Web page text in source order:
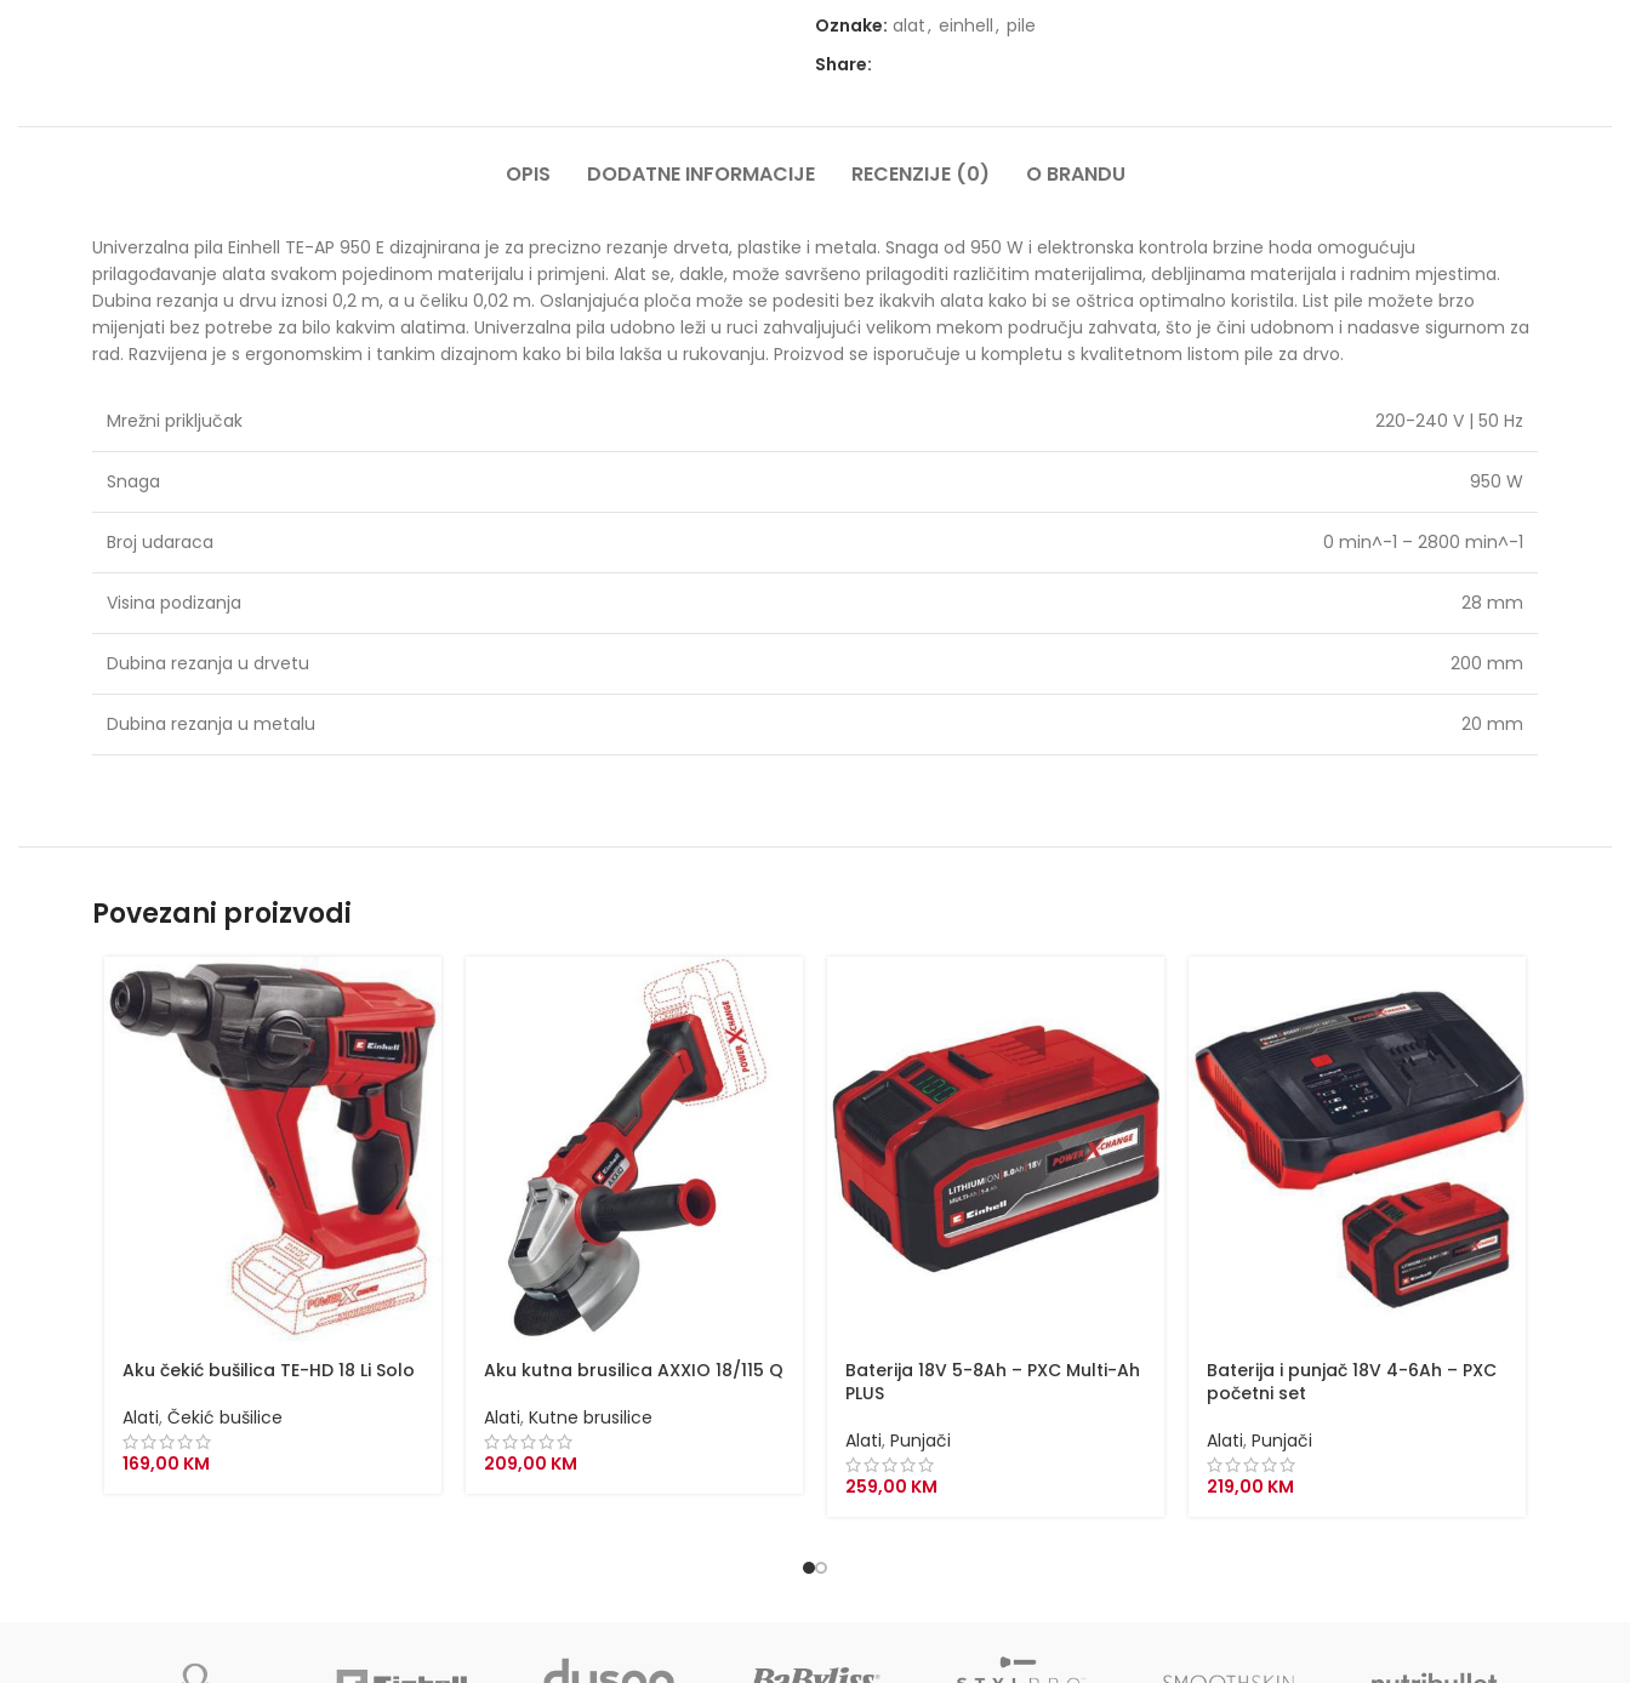
Oznake: alat, einhell, pile
Share:
OPIS DODATNE INFORMACIJE RECENZIJE (0) O BRANDU
Univerzalna pila Einhell TE-AP 950 E dizajnirana je za precizno rezanje drveta, plastike i metala. Snaga od 950 W i elektronska kontrola brzine hoda omogućuju
prilagođavanje alata svakom pojedinom materijalu i primjeni. Alat se, dakle, može savršeno prilagoditi različitim materijalima, debljinama materijala i radnim mjestima.
Dubina rezanja u drvu iznosi 0,2 m, a u čeliku 0,02 m. Oslanjajuća ploča može se podesiti bez ikakvih alata kako bi se oštrica optimalno koristila. List pile možete brzo
mijenjati bez potrebe za bilo kakvim alatima. Univerzalna pila udobno leži u ruci zahvaljujući velikom mekom području zahvata, što je čini udobnom i nadasve sigurnom za
rad. Razvijena je s ergonomskim i tankim dizajnom kako bi bila lakša u rukovanju. Proizvod se isporučuje u kompletu s kvalitetnom listom pile za drvo.
Mrežni priključak 220-240 V | 50 Hz
Snaga 950 W
Broj udaraca 0 min^-1 – 2800 min^-1
Visina podizanja 28 mm
Dubina rezanja u drvetu 200 mm
Dubina rezanja u metalu 20 mm
Povezani proizvodi
Aku čekić bušilica TE-HD 18 Li Solo
Alati, Čekić bušilice
169,00 KM
Aku kutna brusilica AXXIO 18/115 Q
Alati, Kutne brusilice
209,00 KM
Baterija 18V 5-8Ah – PXC Multi-Ah
PLUS
Alati, Punjači
259,00 KM
Baterija i punjač 18V 4-6Ah – PXC
početni set
Alati, Punjači
219,00 KM